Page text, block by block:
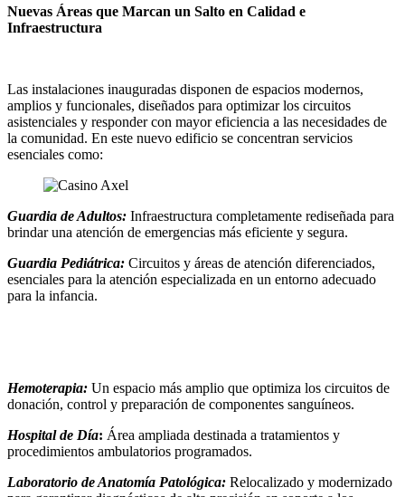
Nuevas Áreas que Marcan un Salto en Calidad e
Infraestructura
Las instalaciones inauguradas disponen de espacios modernos,
amplios y funcionales, diseñados para optimizar los circuitos
asistenciales y responder con mayor eficiencia a las necesidades de
la comunidad. En este nuevo edificio se concentran servicios
esenciales como:
Guardia de Adultos: Infraestructura completamente rediseñada para
brindar una atención de emergencias más eficiente y segura.
Guardia Pediátrica: Circuitos y áreas de atención diferenciados,
esenciales para la atención especializada en un entorno adecuado
para la infancia.
Hemoterapia: Un espacio más amplio que optimiza los circuitos de
donación, control y preparación de componentes sanguíneos.
Hospital de Día: Área ampliada destinada a tratamientos y
procedimientos ambulatorios programados.
Laboratorio de Anatomía Patológica: Relocalizado y modernizado